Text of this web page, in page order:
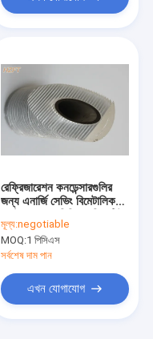
রেফ্রিজারেশন কনডেন্সারগুলির
জন্য এনার্জি সেভিং বিমেটালিক
মূল্য:negotiable
MOQ:1 পিসিএস
সর্বশেষ দাম পান
এখন যোগাযোগ